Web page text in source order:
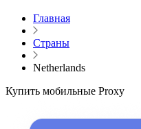
Главная
Страны
Netherlands
Купить мобильные Proxy